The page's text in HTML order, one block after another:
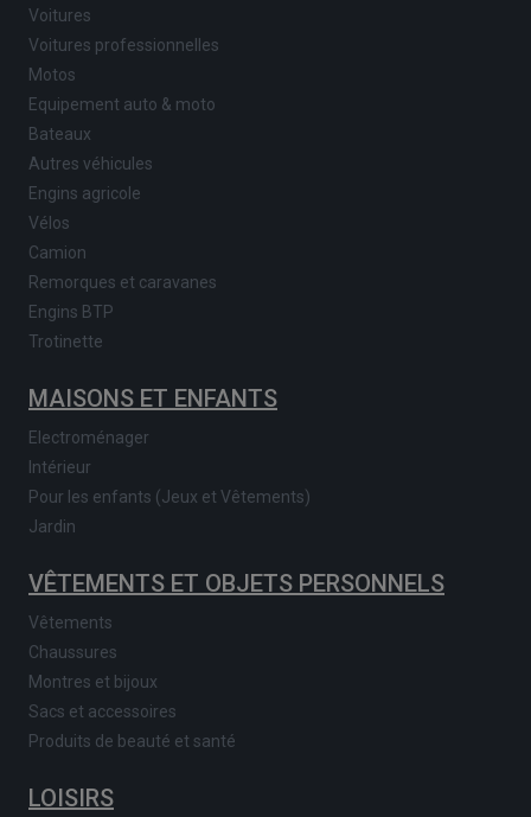
Voitures
Voitures professionnelles
Motos
Equipement auto & moto
Bateaux
Autres véhicules
Engins agricole
Vélos
Camion
Remorques et caravanes
Engins BTP
Trotinette
MAISONS ET ENFANTS
Electroménager
Intérieur
Pour les enfants (Jeux et Vêtements)
Jardin
VÊTEMENTS ET OBJETS PERSONNELS
Vêtements
Chaussures
Montres et bijoux
Sacs et accessoires
Produits de beauté et santé
LOISIRS